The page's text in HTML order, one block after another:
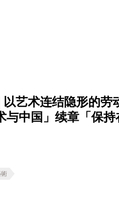
艺术连结隐形的劳
与中国」续章「保持